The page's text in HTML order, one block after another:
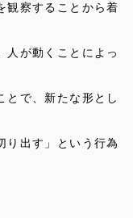
観察することから着
人が動くことによっ
とで、新たな形とし
り出す」という行為